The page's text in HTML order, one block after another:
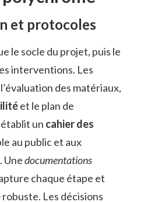
et protocoles
le socle du projet, puis le
interventions. Les
des matériaux,
et le plan de
établit un cahier des
au public et aux
Unedocumentations
chaque étape et
robuste. Les décisions